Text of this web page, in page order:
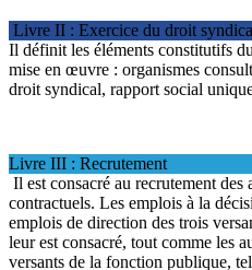
Livre II : Exercice du droit
Il définit les éléments constitutifs
mise en œuvre : organismes
droit syndical, rapport social
Livre III : Recrutement
Il est consacré au recrutement
contractuels. Les emplois à la
emplois de direction des trois
leur est consacré, tout comme les
versants de la fonction publique,